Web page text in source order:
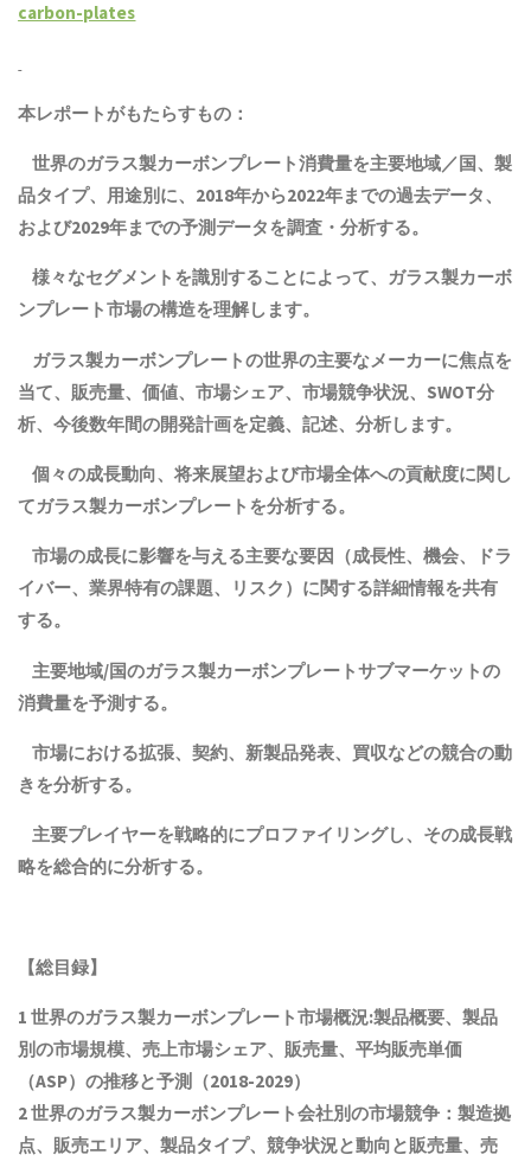
carbon-plates
本レポートがもたらすもの：
世界のガラス製カーボンプレート消費量を主要地域／国、製
品タイプ、用途別に、2018年から2022年までの過去データ、
および2029年までの予測データを調査・分析する。
様々なセグメントを識別することによって、ガラス製カーボ
ンプレート市場の構造を理解します。
ガラス製カーボンプレートの世界の主要なメーカーに焦点を
当て、販売量、価値、市場シェア、市場競争状況、SWOT分
析、今後数年間の開発計画を定義、記述、分析します。
個々の成長動向、将来展望および市場全体への貢献度に関し
てガラス製カーボンプレートを分析する。
市場の成長に影響を与える主要な要因（成長性、機会、ドラ
イバー、業界特有の課題、リスク）に関する詳細情報を共有
する。
主要地域/国のガラス製カーボンプレートサブマーケットの
消費量を予測する。
市場における拡張、契約、新製品発表、買収などの競合の動
きを分析する。
主要プレイヤーを戦略的にプロファイリングし、その成長戦
略を総合的に分析する。
【総目録】
1 世界のガラス製カーボンプレート市場概況:製品概要、製品
別の市場規模、売上市場シェア、販売量、平均販売単価
（ASP）の推移と予測（2018-2029）
2 世界のガラス製カーボンプレート会社別の市場競争：製造拠
点、販売エリア、製品タイプ、競争状況と動向と販売量、売